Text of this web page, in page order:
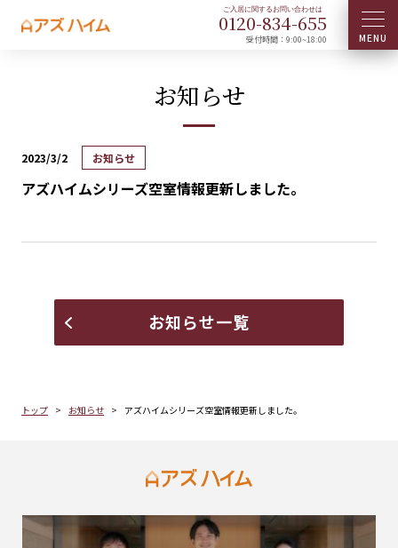
0120-834-655
受付時間：9:00~18:00
トップ お知らせ アズハイムシリーズ空室情報更新しました。
お知らせ
2023/3/2 お知らせ
アズハイムシリーズ空室情報更新しました。
お知らせ一覧